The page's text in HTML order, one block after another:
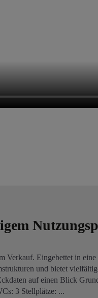
Verkauf. Eingebettet in
und bietet
auf einen Blick
3 Stellplätze: ...